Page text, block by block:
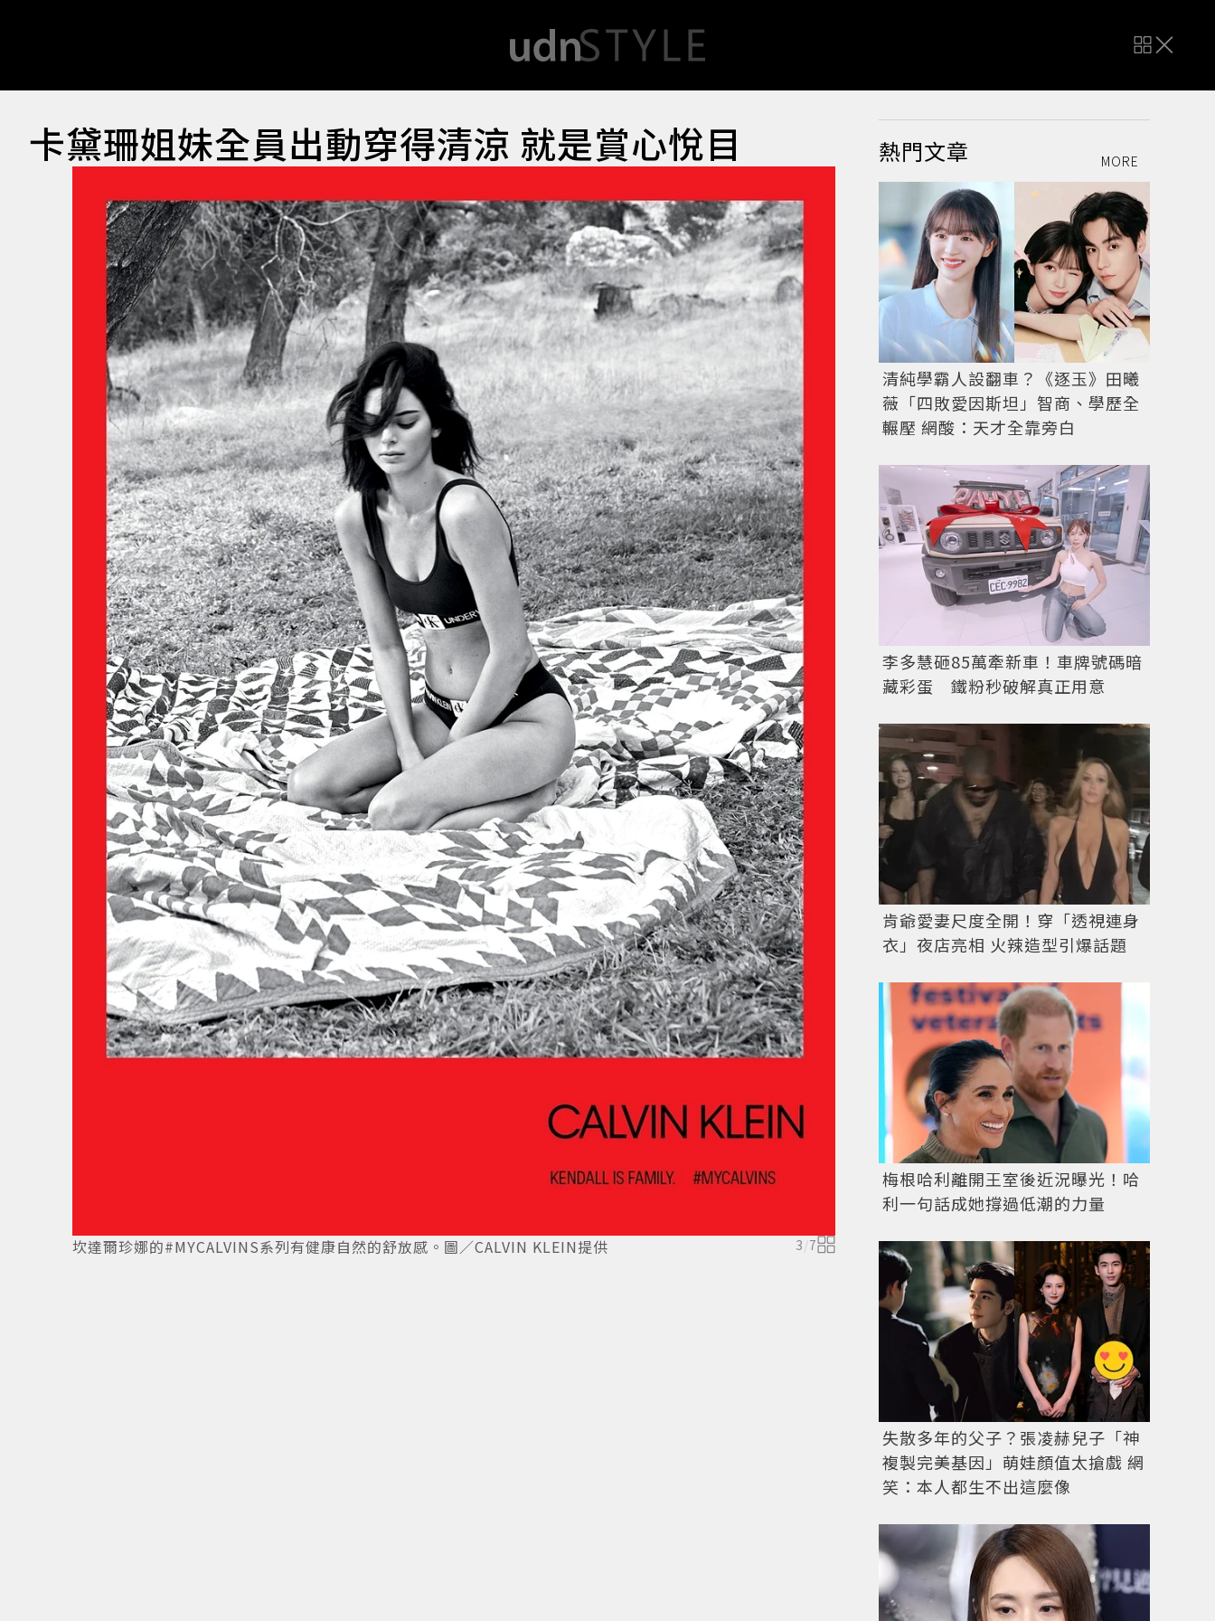
卡黛珊姐妹全員出動穿得清涼 就是賞心悅目
坎達爾珍娜的#MYCALVINS系列有健康自然的舒放感。圖／CALVIN KLEIN提供 3 /7 卡黛珊家族姊妹們入鏡CALVIN KLEIN 2018秋冬系列
熱門文章 MORE
清純學霸人設翻車？《逐玉》田曦
薇「四敗愛因斯坦」智商、學歷全
輾壓 網酸：天才全靠旁白
李多慧砸85萬牽新車！車牌號碼暗
藏彩蛋 鐵粉秒破解真正用意
肯爺愛妻尺度全開！穿「透視連身
衣」夜店亮相 火辣造型引爆話題
梅根哈利離開王室後近況曝光！哈
利一句話成她撐過低潮的力量
失散多年的父子？張凌赫兒子「神
複製完美基因」萌娃顏值太搶戲 網
笑：本人都生不出這麼像